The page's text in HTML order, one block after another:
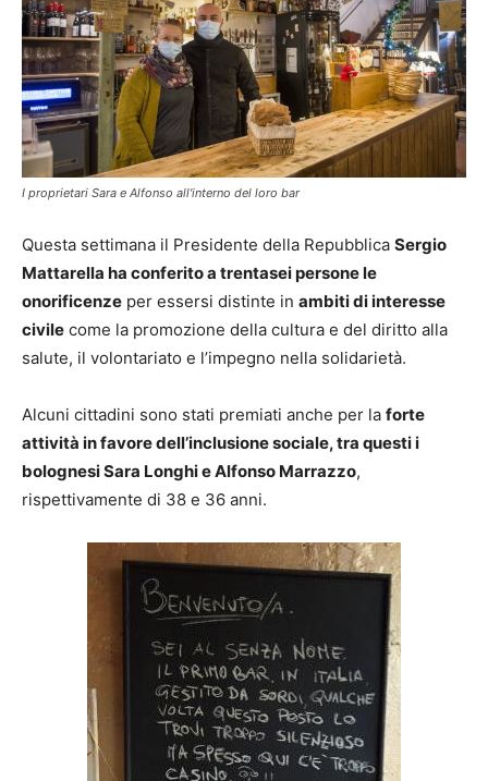
I proprietari Sara e Alfonso all'interno del loro bar
Questa settimana il Presidente della Repubblica Sergio
Mattarella ha conferito a trentasei persone le
onorificenze per essersi distinte in ambiti di interesse
civile come la promozione della cultura e del diritto alla
salute, il volontariato e l’impegno nella solidarietà.
Alcuni cittadini sono stati premiati anche per la forte
attività in favore dell’inclusione sociale, tra questi i
bolognesi Sara Longhi e Alfonso Marrazzo,
rispettivamente di 38 e 36 anni.